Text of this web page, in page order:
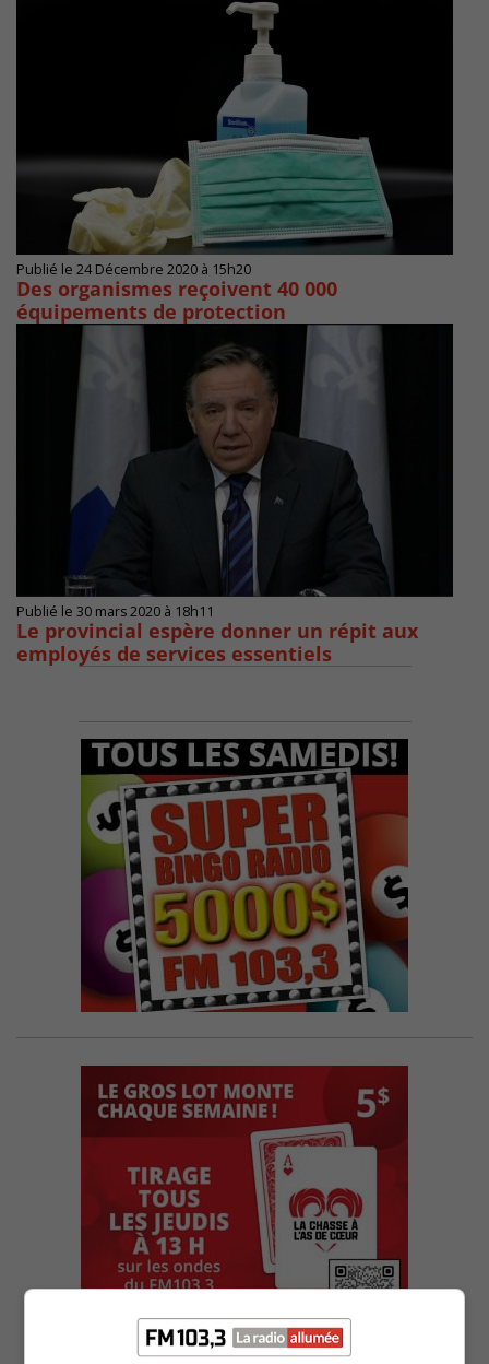
Publié le 24 Décembre 2020 à 15h20
Des organismes reçoivent 40 000
équipements de protection
Publié le 30 mars 2020 à 18h11
Le provincial espère donner un répit aux
employés de services essentiels